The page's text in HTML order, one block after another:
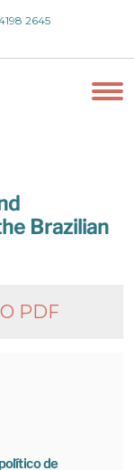
2645
Brazilian
PDF
de